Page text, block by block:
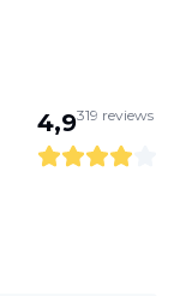
4,9319 reviews